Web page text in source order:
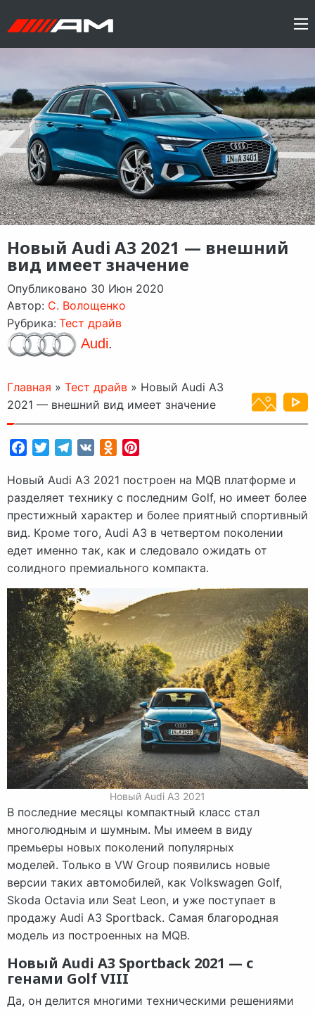
Новый Audi A3 2021 — внешний
вид имеет значение
Опубликовано 30 Июн 2020
Автор: C. Волощенко
Рубрика: Тест драйв
Audi.
Главная » Тест драйв » Новый Audi A3
2021 — внешний вид имеет значение
FacebookTwitterTelegram
VK Odnoklassniki
Новый Audi A3 2021 построен на MQB платформе и
разделяет технику с последним Golf, но имеет более
престижный характер и более приятный спортивный
вид. Кроме того, Audi A3 в четвертом поколении
едет именно так, как и следовало ожидать от
солидного премиального компакта.
Новый Audi A3 2021
В последние месяцы компактный класс стал
многолюдным и шумным. Мы имеем в виду
премьеры новых поколений популярных
моделей. Только в VW Group появились новые
версии таких автомобилей, как Volkswagen Golf,
Skoda Octavia или Seat Leon, и уже поступает в
продажу Audi A3 Sportback. Самая благородная
модель из построенных на MQB.
Новый Audi A3 Sportback 2021 — с
генами Golf VIII
Да, он делится многими техническими решениями